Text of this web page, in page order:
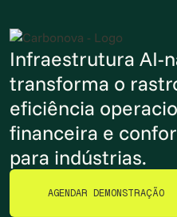
Infraestrutura AI-
transforma o
eficiência
financeira e
para indústrias.
AGENDAR DEMONSTRAÇÃO